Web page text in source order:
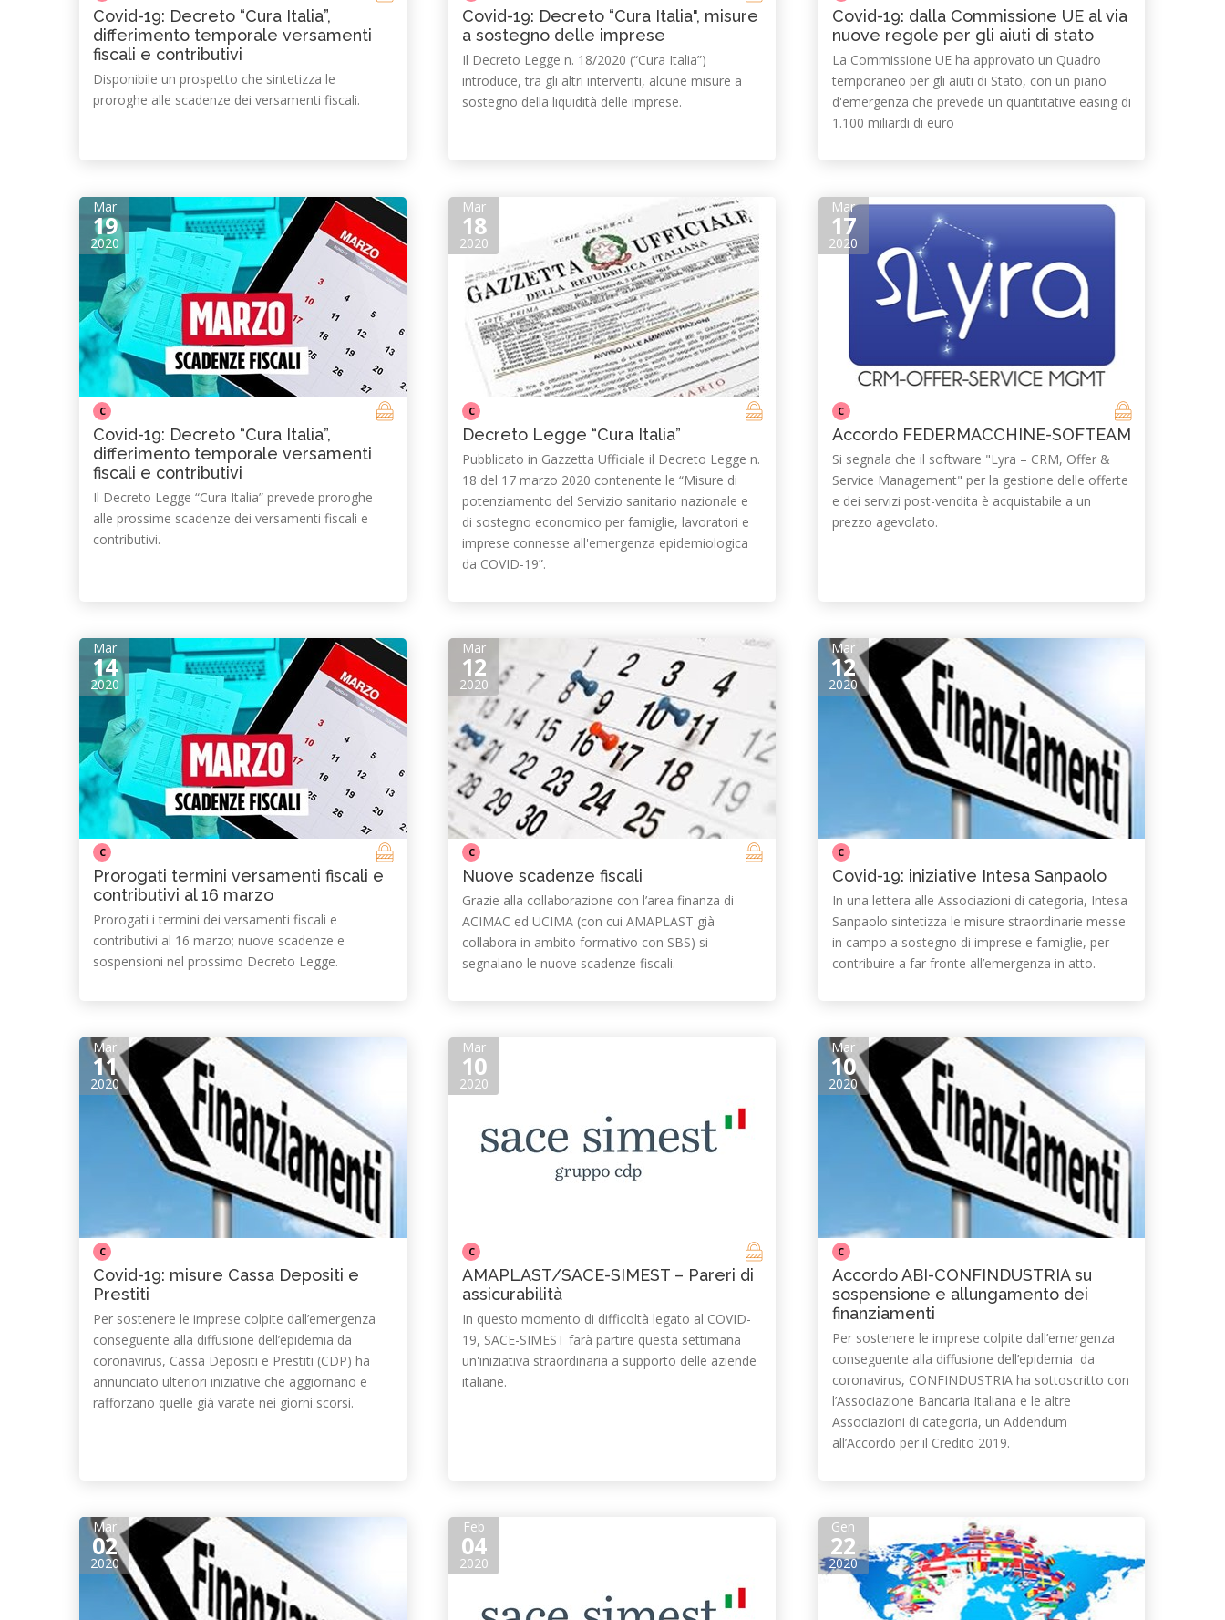
Covid-19: Decreto “Cura Italia”,
differimento temporale versamenti
fiscali e contributivi
Disponibile un prospetto che sintetizza le
proroghe alle scadenze dei versamenti fiscali.
Covid-19: Decreto “Cura Italia", misure
a sostegno delle imprese
Il Decreto Legge n. 18/2020 (“Cura Italia”)
introduce, tra gli altri interventi, alcune misure a
sostegno della liquidità delle imprese.
Covid-19: dalla Commissione UE al via
nuove regole per gli aiuti di stato
La Commissione UE ha approvato un Quadro
temporaneo per gli aiuti di Stato, con un piano
d'emergenza che prevede un quantitative easing di
1.100 miliardi di euro
Mar
19
2020
C
Covid-19: Decreto “Cura Italia”,
differimento temporale versamenti
fiscali e contributivi
Il Decreto Legge “Cura Italia” prevede proroghe
alle prossime scadenze dei versamenti fiscali e
contributivi.
Mar
18
2020
C
Decreto Legge “Cura Italia”
Pubblicato in Gazzetta Ufficiale il Decreto Legge n.
18 del 17 marzo 2020 contenente le “Misure di
potenziamento del Servizio sanitario nazionale e
di sostegno economico per famiglie, lavoratori e
imprese connesse all'emergenza epidemiologica
da COVID-19”.
Mar
17
2020
C
Accordo FEDERMACCHINE-SOFTEAM
Si segnala che il software "Lyra – CRM, Offer &
Service Management" per la gestione delle offerte
e dei servizi post-vendita è acquistabile a un
prezzo agevolato.
Mar
14
2020
C
Prorogati termini versamenti fiscali e
contributivi al 16 marzo
Prorogati i termini dei versamenti fiscali e
contributivi al 16 marzo; nuove scadenze e
sospensioni nel prossimo Decreto Legge.
Mar
12
2020
C
Nuove scadenze fiscali
Grazie alla collaborazione con l’area finanza di
ACIMAC ed UCIMA (con cui AMAPLAST già
collabora in ambito formativo con SBS) si
segnalano le nuove scadenze fiscali.
Mar
12
2020
C
Covid-19: iniziative Intesa Sanpaolo
In una lettera alle Associazioni di categoria, Intesa
Sanpaolo sintetizza le misure straordinarie messe
in campo a sostegno di imprese e famiglie, per
contribuire a far fronte all’emergenza in atto.
Mar
11
2020
C
Covid-19: misure Cassa Depositi e
Prestiti
Per sostenere le imprese colpite dall’emergenza
conseguente alla diffusione dell’epidemia da
coronavirus, Cassa Depositi e Prestiti (CDP) ha
annunciato ulteriori iniziative che aggiornano e
rafforzano quelle già varate nei giorni scorsi.
Mar
10
2020
C
AMAPLAST/SACE-SIMEST – Pareri di
assicurabilità
In questo momento di difficoltà legato al COVID-
19, SACE-SIMEST farà partire questa settimana
un'iniziativa straordinaria a supporto delle aziende
italiane.
Mar
10
2020
C
Accordo ABI-CONFINDUSTRIA su
sospensione e allungamento dei
finanziamenti
Per sostenere le imprese colpite dall’emergenza
conseguente alla diffusione dell’epidemia da
coronavirus, CONFINDUSTRIA ha sottoscritto con
l’Associazione Bancaria Italiana e le altre
Associazioni di categoria, un Addendum
all’Accordo per il Credito 2019.
Mar
02
2020
Feb
04
2020
Gen
22
2020